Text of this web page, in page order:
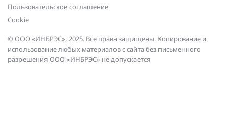
Пользовательское соглашение
Сookie
© ООО «ИНБРЭС», 2025. Все права защищены. Копирование и
использование любых материалов с сайта без письменного
разрешения ООО «ИНБРЭС» не допускается